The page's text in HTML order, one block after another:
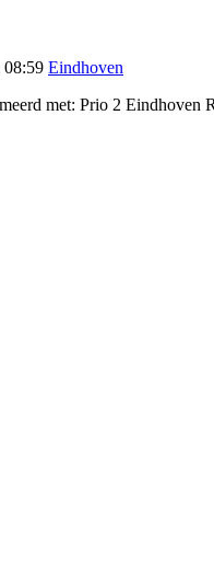
08:59 Eindhoven
met: Prio 2 Eindhoven